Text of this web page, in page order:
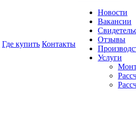
Где купить Контакты
Новости
Вакансии
Отзывы
Услуги